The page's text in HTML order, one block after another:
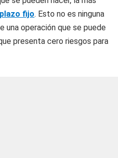
plazo fijo. Esto no es ninguna
una operación que se puede
presenta cero riesgos para